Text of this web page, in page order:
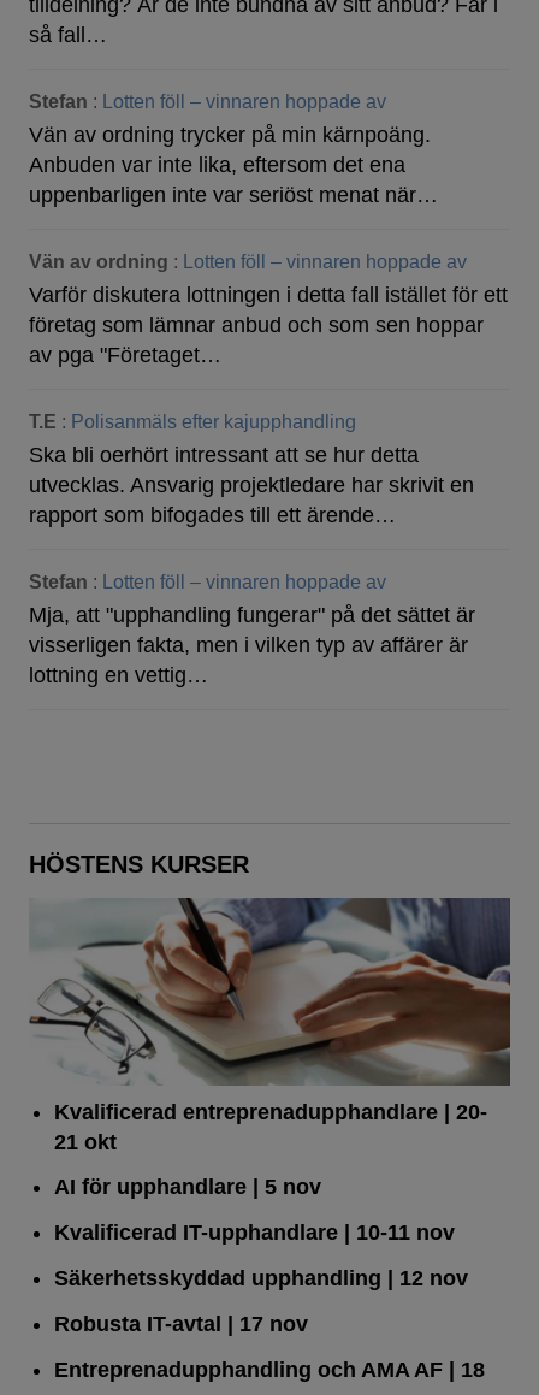
tilldelning? Är de inte bundna av sitt anbud? Får i
så fall…
Stefan : Lotten föll – vinnaren hoppade av
Vän av ordning trycker på min kärnpoäng.
Anbuden var inte lika, eftersom det ena
uppenbarligen inte var seriöst menat när…
Vän av ordning : Lotten föll – vinnaren hoppade av
Varför diskutera lottningen i detta fall istället för ett
företag som lämnar anbud och som sen hoppar
av pga "Företaget…
T.E : Polisanmäls efter kajupphandling
Ska bli oerhört intressant att se hur detta
utvecklas. Ansvarig projektledare har skrivit en
rapport som bifogades till ett ärende…
Stefan : Lotten föll – vinnaren hoppade av
Mja, att "upphandling fungerar" på det sättet är
visserligen fakta, men i vilken typ av affärer är
lottning en vettig…
HÖSTENS KURSER
Kvalificerad entreprenad­upphandlare | 20-
21 okt
AI för upphandlare| 5 nov
Kvalificerad IT-upphandlare| 10-11 nov
Säkerhetsskyddad upphandling | 12 nov
Robusta IT-avtal | 17 nov
Entreprenadupphandling och AMA AF| 18